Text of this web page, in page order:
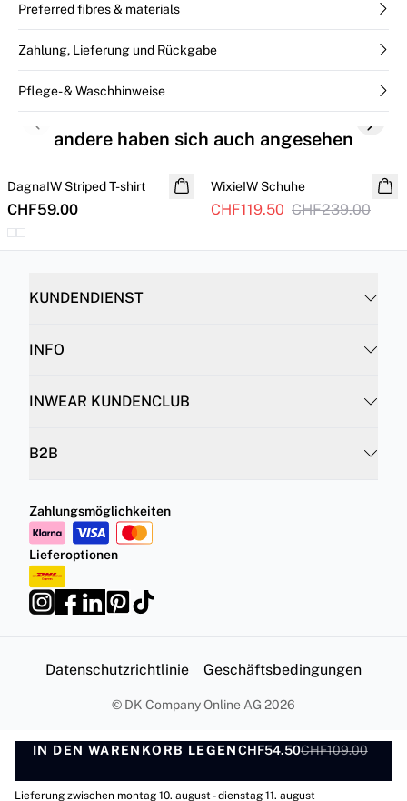
IN DEN WARENKORB LEGENCHF54.50CHF109.00
IN DEN WARENKORB LEGEN
Lieferung zwischen montag 10. august - dienstag 11. august
Preferred fibres & materials
Zahlung, Lieferung und Rückgabe
Pflege- & Waschhinweise
andere haben sich auch angesehen
DagnaIW Striped T-shirt
CHF59.00
SALE
WixieIW Schuhe
CHF119.50 CHF239.00
Previous slide Next
KUNDENDIENST
INFO
INWEAR KUNDENCLUB
B2B
Zahlungsmöglichkeiten
Lieferoptionen
Datenschutzrichtlinie Geschäftsbedingungen
© DK Company Online AG 2026